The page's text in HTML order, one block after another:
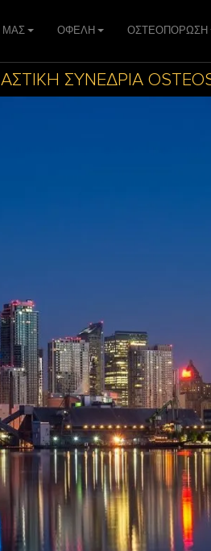
ΜΑΣ ΟΦΕΛΗ ΟΣΤΕΟΠΟΡΩΣΗ
ΣΥΝΕΔΡΙΑ